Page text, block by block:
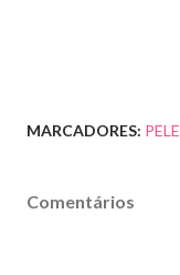
MARCADORES: PELE
Comentários